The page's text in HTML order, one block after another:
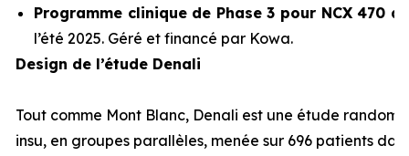
Programme clinique de Phase 3 pour NCX 470
l’été 2025. Géré et financé par Kowa.
Design de l’étude Denali
Tout comme Mont Blanc, Denali est une étude
insu, en groupes parallèles, menée sur 696 patients